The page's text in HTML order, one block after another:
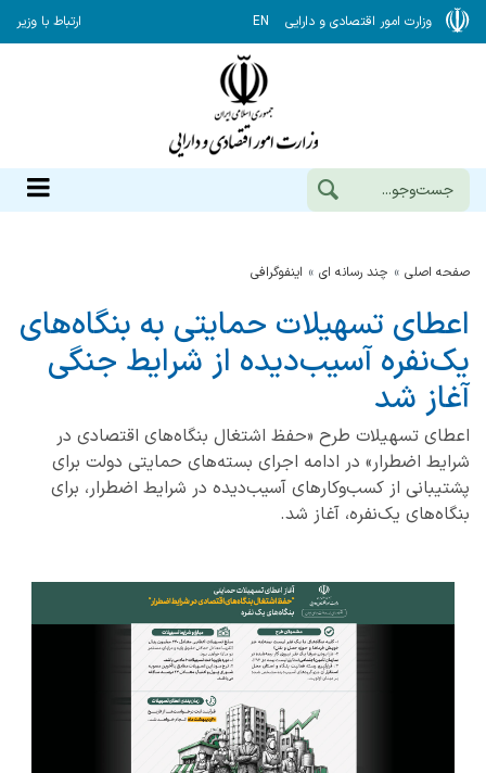
وزارت امور اقتصادی و دارایی EN ارتباط با وزیر
صفحه اصلی چند رسانه ای اینفوگرافی
اعطای تسهیلات حمایتی به بنگاه‌های
یک‌نفره آسیب‌دیده از شرایط جنگی
آغاز شد
اعطای تسهیلات طرح «حفظ اشتغال بنگاه‌های اقتصادی در
شرایط اضطرار» در ادامه اجرای بسته‌های حمایتی دولت برای
پشتیبانی از کسب‌وکارهای آسیب‌دیده در شرایط اضطرار، برای
بنگاه‌های یک‌نفره، آغاز شد.